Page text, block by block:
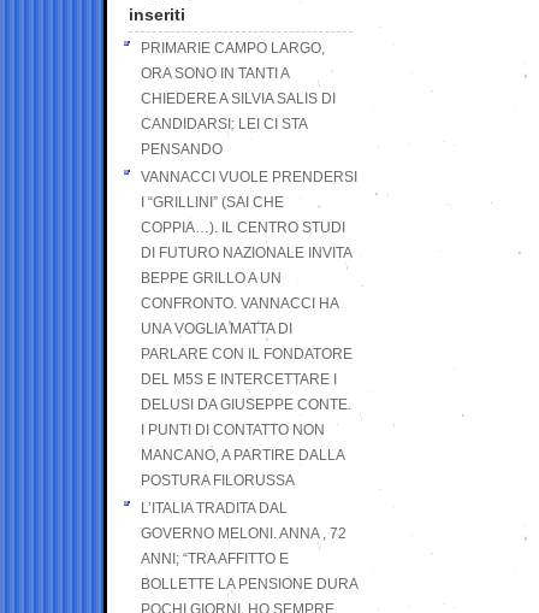
inseriti
PRIMARIE CAMPO LARGO,
ORA SONO IN TANTI A
CHIEDERE A SILVIA SALIS DI
CANDIDARSI: LEI CI STA
PENSANDO
VANNACCI VUOLE PRENDERSI
I “GRILLINI” (SAI CHE
COPPIA…). IL CENTRO STUDI
DI FUTURO NAZIONALE INVITA
BEPPE GRILLO A UN
CONFRONTO. VANNACCI HA
UNA VOGLIA MATTA DI
PARLARE CON IL FONDATORE
DEL M5S E INTERCETTARE I
DELUSI DA GIUSEPPE CONTE.
I PUNTI DI CONTATTO NON
MANCANO, A PARTIRE DALLA
POSTURA FILORUSSA
L’ITALIA TRADITA DAL
GOVERNO MELONI. ANNA , 72
ANNI; “TRA AFFITTO E
BOLLETTE LA PENSIONE DURA
POCHI GIORNI, HO SEMPRE